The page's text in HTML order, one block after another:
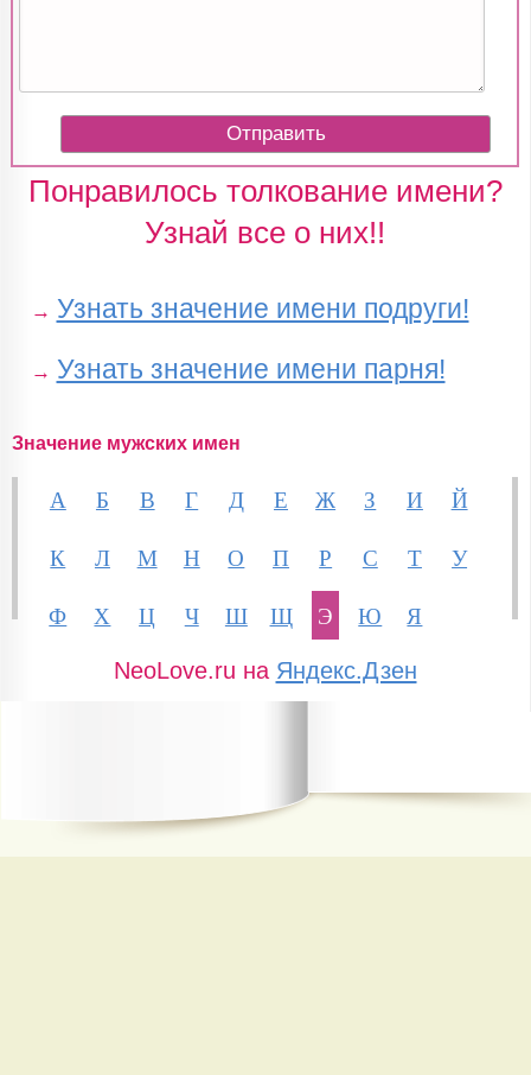
Понравилось толкование имени?
Узнай все о них!!
→ Узнать значение имени подруги!
→ Узнать значение имени парня!
Значение мужских имен
А Б В Г Д Е Ж З И
Й
К
Л М Н О П Р С Т
У
Ф
Х Ц Ч Ш Щ Э Ю Я
NeoLove.ru на Яндекс.Дзен